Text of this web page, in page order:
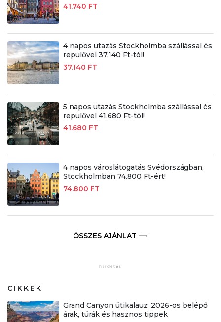
41.740 FT
4 napos utazás Stockholmba szállással és
repülővel 37.140 Ft-tól!
37.140 FT
5 napos utazás Stockholmba szállással és
repülővel 41.680 Ft-tól!
41.680 FT
4 napos városlátogatás Svédországban,
Stockholmban 74.800 Ft-ért!
74.800 FT
ÖSSZES AJÁNLAT
CIKKEK
Grand Canyon útikalauz: 2026-os belépő
árak, túrák és hasznos tippek